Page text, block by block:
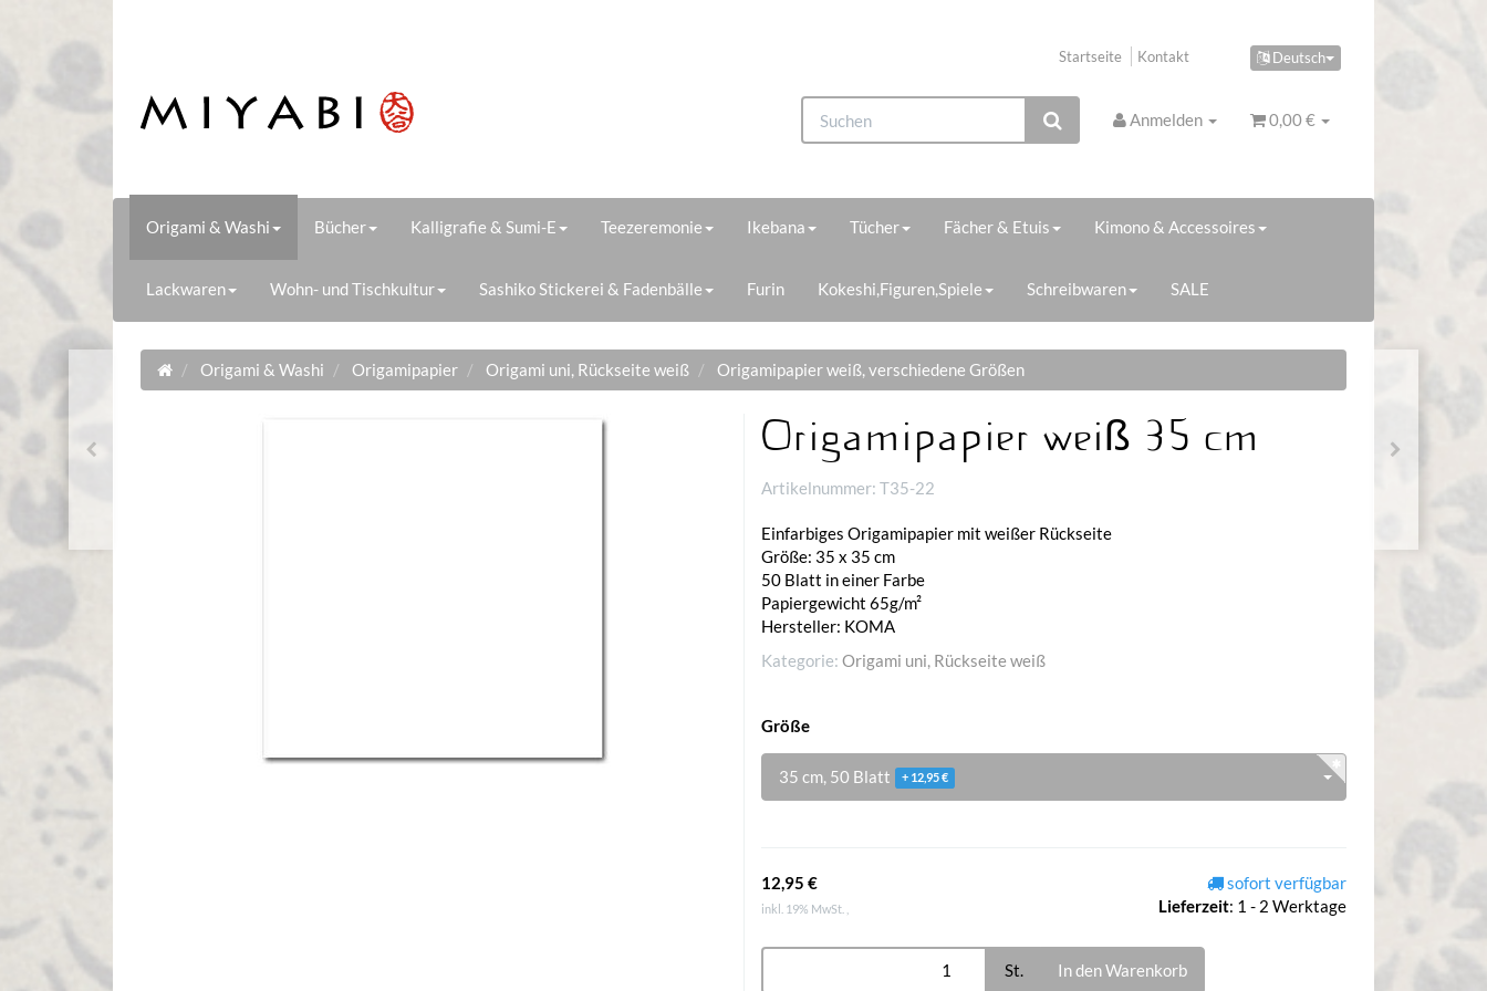
Deutsch
Startseite Kontakt
Anmelden 0,00 €
Origami & Washi Bücher Kalligrafie & Sumi-E Teezeremonie Ikebana Tücher Fächer & Etuis Kimono & Accessoires
Lackwaren Wohn- und Tischkultur Sashiko Stickerei & Fadenbälle Furin Kokeshi,Figuren,Spiele Schreibwaren SALE
Origami & Washi Origamipapier Origami uni, Rückseite weiß Origamipapier weiß, verschiedene Größen
Origamipapier weiß 35 cm
Artikelnummer: T35-22
Einfarbiges Origamipapier mit weißer Rückseite
Größe: 35 x 35 cm
50 Blatt in einer Farbe
Papiergewicht 65g/m²
Hersteller: KOMA
Kategorie: Origami uni, Rückseite weiß
Größe
35 cm, 50 Blatt + 12,95 €
12,95 €
inkl. 19% MwSt. ,
sofort verfügbar
Lieferzeit: 1 - 2 Werktage
St. In den Warenkorb